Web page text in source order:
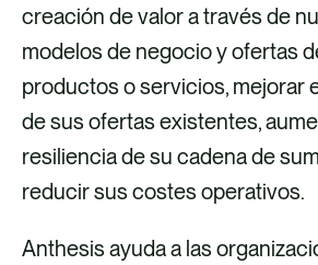
creación de valor a través de
modelos de negocio y ofertas
productos o servicios, mejorar
de sus ofertas existentes,
resiliencia de su cadena de
reducir sus costes operativos.
Anthesis ayuda a las